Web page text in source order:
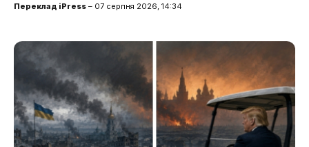
Переклад iPress – 07 серпня 2026, 14:34